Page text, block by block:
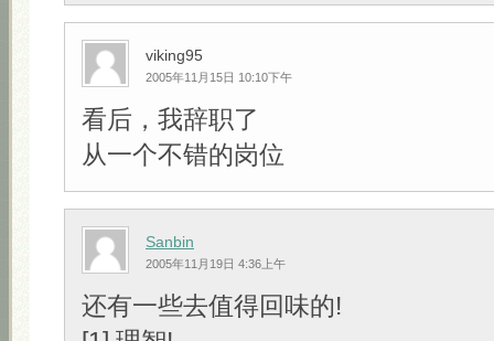
viking95
2005年11月15日 10:10下午
看后，我辞职了
从一个不错的岗位
Sanbin
2005年11月19日 4:36上午
还有一些去值得回味的!